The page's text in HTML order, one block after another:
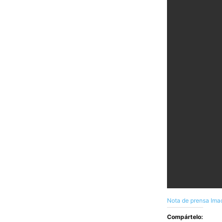
Nota de prensa
Compártelo: